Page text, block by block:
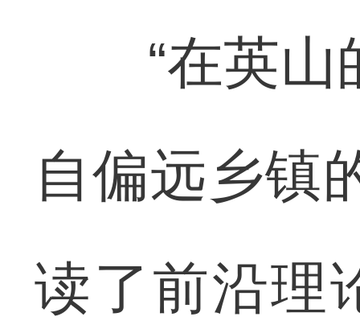
“在英山的
自偏远乡镇
读了前沿理